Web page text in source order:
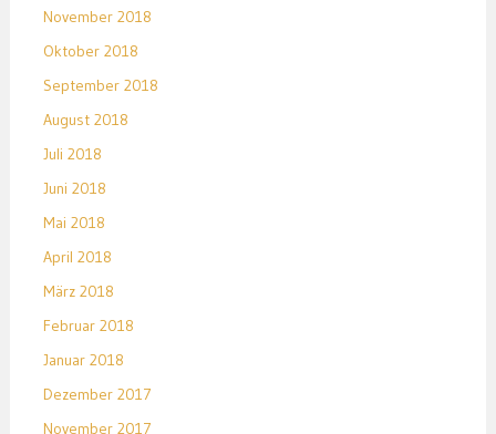
November 2018
Oktober 2018
September 2018
August 2018
Juli 2018
Juni 2018
Mai 2018
April 2018
März 2018
Februar 2018
Januar 2018
Dezember 2017
November 2017